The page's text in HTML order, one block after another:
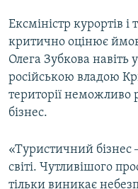
Ексміністр курортів
критично оцінює
Олега Зубкова навіть
російською владою
території неможливо
бізнес.
«Туристичний бізнес
світі. Чутливішого
тільки виникає